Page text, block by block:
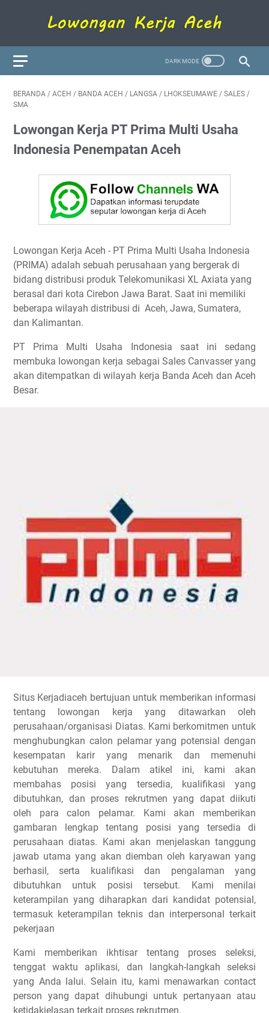
BERANDA / ACEH / BANDA ACEH / LANGSA / LHOKSEUMAWE / SALES /
SMA
Lowongan Kerja PT Prima Multi Usaha
Indonesia Penempatan Aceh
Lowongan Kerja Aceh - PT Prima Multi Usaha Indonesia
(PRIMA) adalah sebuah perusahaan yang bergerak di
bidang distribusi produk Telekomunikasi XL Axiata yang
berasal dari kota Cirebon Jawa Barat. Saat ini memiliki
beberapa wilayah distribusi di Aceh, Jawa, Sumatera,
dan Kalimantan.
PT Prima Multi Usaha Indonesia saat ini sedang
membuka lowongan kerja sebagai Sales Canvasser yang
akan ditempatkan di wilayah kerja Banda Aceh dan Aceh
Besar.
Situs Kerjadiaceh bertujuan untuk memberikan informasi
tentang lowongan kerja yang ditawarkan oleh
perusahaan/organisasi Diatas. Kami berkomitmen untuk
menghubungkan calon pelamar yang potensial dengan
kesempatan karir yang menarik dan memenuhi
kebutuhan mereka. Dalam atikel ini, kami akan
membahas posisi yang tersedia, kualifikasi yang
dibutuhkan, dan proses rekrutmen yang dapat diikuti
oleh para calon pelamar. Kami akan memberikan
gambaran lengkap tentang posisi yang tersedia di
perusahaan diatas. Kami akan menjelaskan tanggung
jawab utama yang akan diemban oleh karyawan yang
berhasil, serta kualifikasi dan pengalaman yang
dibutuhkan untuk posisi tersebut. Kami menilai
keterampilan yang diharapkan dari kandidat potensial,
termasuk keterampilan teknis dan interpersonal terkait
pekerjaan
Kami memberikan ikhtisar tentang proses seleksi,
tenggat waktu aplikasi, dan langkah-langkah seleksi
yang Anda lalui. Selain itu, kami menawarkan contact
person yang dapat dihubungi untuk pertanyaan atau
ketidakjelasan terkait proses rekrutmen.